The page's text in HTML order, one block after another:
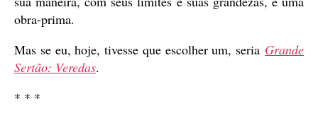
obra-prima.
Mas se eu, hoje, tivesse que escolher um, seria Grande
Sertão: Veredas.
* * *